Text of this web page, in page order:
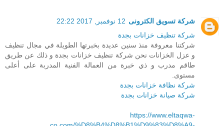
شركة تسويق الكترونى 12 نوفمبر, 2017 22:22
شركة تنظيف خزانات بجدة
شركتنا معروفة منذ سنين عديدة بخبرتها الطويلة في مجال تنظيف
و عزل الخزانات نحن شركة تنظيف خزانات بجدة و ذلك عن طريق
طاقم مدرب و ذي خبرة من العمالة الفنية المدربة على أعلى
مستوى.
شركة نظافة خزانات بجدة
شركة صيانة خزانات بجدة
https://www.eltaqwa-